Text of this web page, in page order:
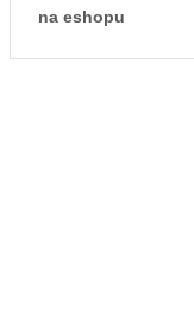
na eshopu